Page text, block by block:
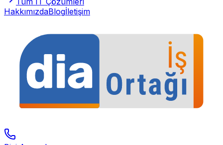
HakkımızdaBlogİletişim